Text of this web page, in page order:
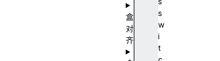
s
w
i
t
盒
对
齐